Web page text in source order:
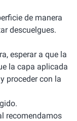
de manera
descuelgues.
esperar a que la
la capa aplicada
proceder con la
recomendamos